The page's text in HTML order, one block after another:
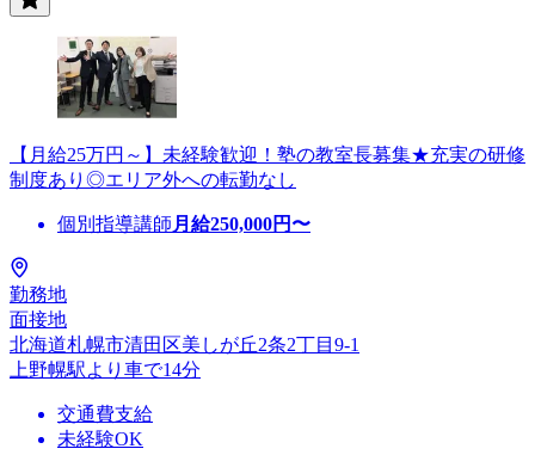
【月給25万円～】未経験歓迎！塾の教室長募集★充実の研修
制度あり◎エリア外への転勤なし
個別指導講師 月給250,000円〜
勤務地
面接地
北海道札幌市清田区美しが丘2条2丁目9-1
上野幌駅より車で14分
交通費支給
未経験OK